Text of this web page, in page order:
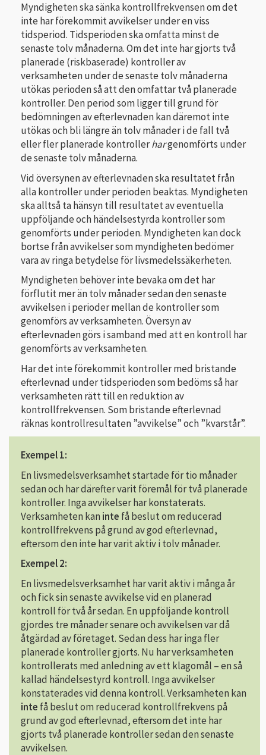
Myndigheten ska sänka kontrollfrekvensen om det
inte har förekommit avvikelser under en viss
tidsperiod. Tidsperioden ska omfatta minst de
senaste tolv månaderna. Om det inte har gjorts två
planerade (riskbaserade) kontroller av
verksamheten under de senaste tolv månaderna
utökas perioden så att den omfattar två planerade
kontroller. Den period som ligger till grund för
bedömningen av efterlevnaden kan däremot inte
utökas och bli längre än tolv månader i de fall två
eller fler planerade kontrollerhargenomförts under
de senaste tolv månaderna.
Vid översynen av efterlevnaden ska resultatet från
alla kontroller under perioden beaktas. Myndigheten
ska alltså ta hänsyn till resultatet av eventuella
uppföljande och händelsestyrda kontroller som
genomförts under perioden. Myndigheten kan dock
bortse från avvikelser som myndigheten bedömer
vara av ringa betydelse för livsmedelssäkerheten.
Myndigheten behöver inte bevaka om det har
förflutit mer än tolv månader sedan den senaste
avvikelsen i perioder mellan de kontroller som
genomförs av verksamheten. Översyn av
efterlevnaden görs i samband med att en kontroll har
genomförts av verksamheten.
Har det inte förekommit kontroller med bristande
efterlevnad under tidsperioden som bedöms så har
verksamheten rätt till en reduktion av
kontrollfrekvensen. Som bristande efterlevnad
räknas kontrollresultaten ”avvikelse” och ”kvarstår”.
Exempel 1:
En livsmedelsverksamhet startade för tio månader
sedan och har därefter varit föremål för två planerade
kontroller. Inga avvikelser har konstaterats.
Verksamheten kan inte få beslut om reducerad
kontrollfrekvens på grund av god efterlevnad,
eftersom den inte har varit aktiv i tolv månader.
Exempel 2:
En livsmedelsverksamhet har varit aktiv i många år
och fick sin senaste avvikelse vid en planerad
kontroll för två år sedan. En uppföljande kontroll
gjordes tre månader senare och avvikelsen var då
åtgärdad av företaget. Sedan dess har inga fler
planerade kontroller gjorts. Nu har verksamheten
kontrollerats med anledning av ett klagomål – en så
kallad händelsestyrd kontroll. Inga avvikelser
konstaterades vid denna kontroll. Verksamheten kan
inte få beslut om reducerad kontrollfrekvens på
grund av god efterlevnad, eftersom det inte har
gjorts två planerade kontroller sedan den senaste
avvikelsen.